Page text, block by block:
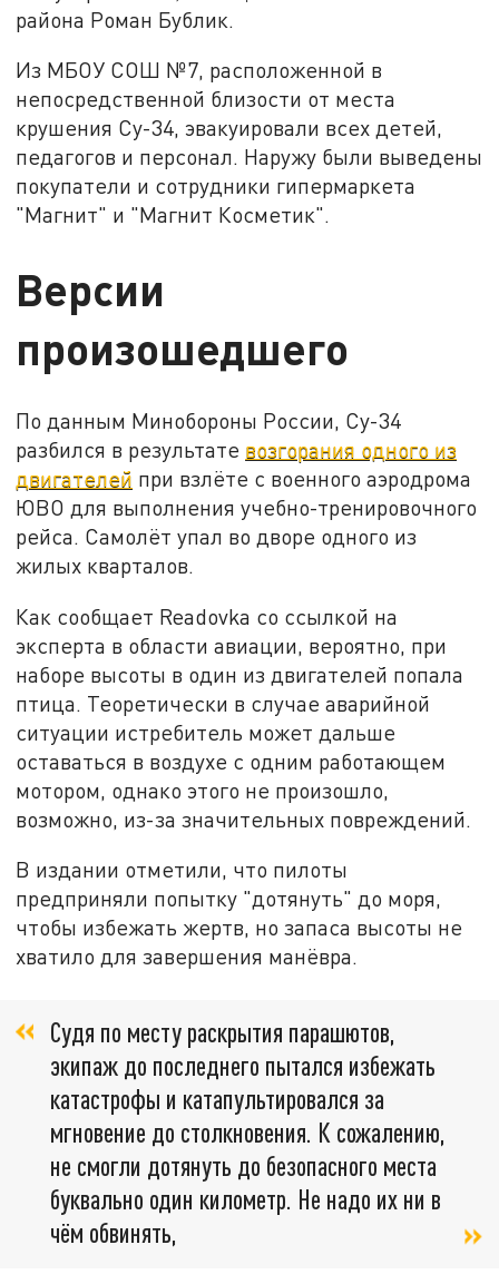
района Роман Бублик.
Из МБОУ СОШ №7, расположенной в
непосредственной близости от места
крушения Су-34, эвакуировали всех детей,
педагогов и персонал. Наружу были выведены
покупатели и сотрудники гипермаркета
"Магнит" и "Магнит Косметик".
Версии
произошедшего
По данным Минобороны России, Су-34
разбился в результате возгорания одного из
двигателей при взлёте с военного аэродрома
ЮВО для выполнения учебно-тренировочного
рейса. Самолёт упал во дворе одного из
жилых кварталов.
Как сообщает Readovka со ссылкой на
эксперта в области авиации, вероятно, при
наборе высоты в один из двигателей попала
птица. Теоретически в случае аварийной
ситуации истребитель может дальше
оставаться в воздухе с одним работающем
мотором, однако этого не произошло,
возможно, из-за значительных повреждений.
В издании отметили, что пилоты
предприняли попытку "дотянуть" до моря,
чтобы избежать жертв, но запаса высоты не
хватило для завершения манёвра.
Судя по месту раскрытия парашютов,
экипаж до последнего пытался избежать
катастрофы и катапультировался за
мгновение до столкновения. К сожалению,
не смогли дотянуть до безопасного места
буквально один километр. Не надо их ни в
чём обвинять,